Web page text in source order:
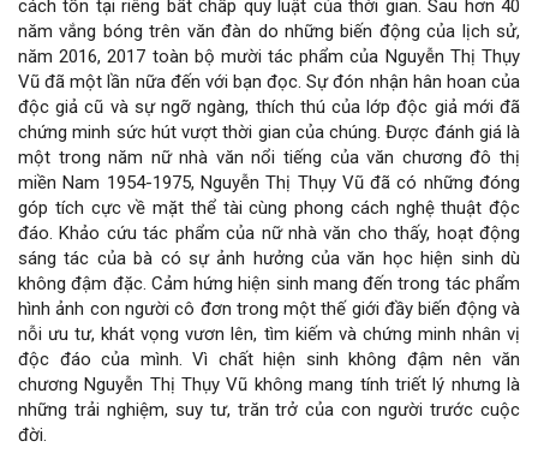
chính
của
bài
viết
cách tồn tại riêng bất chấp quy luật của thời gian. Sau hơn 40
năm vắng bóng trên văn đàn do những biến động của lịch sử,
năm 2016, 2017 toàn bộ mười tác phẩm của Nguyễn Thị Thụy
Vũ đã một lần nữa đến với bạn đọc. Sự đón nhận hân hoan của
độc giả cũ và sự ngỡ ngàng, thích thú của lớp độc giả mới đã
chứng minh sức hút vượt thời gian của chúng. Được đánh giá là
một trong năm nữ nhà văn nổi tiếng của văn chương đô thị
miền Nam 1954-1975, Nguyễn Thị Thụy Vũ đã có những đóng
góp tích cực về mặt thể tài cùng phong cách nghệ thuật độc
đáo. Khảo cứu tác phẩm của nữ nhà văn cho thấy, hoạt động
sáng tác của bà có sự ảnh hưởng của văn học hiện sinh dù
không đậm đặc. Cảm hứng hiện sinh mang đến trong tác phẩm
hình ảnh con người cô đơn trong một thế giới đầy biến động và
nỗi ưu tư, khát vọng vươn lên, tìm kiếm và chứng minh nhân vị
độc đáo của mình. Vì chất hiện sinh không đậm nên văn
chương Nguyễn Thị Thụy Vũ không mang tính triết lý nhưng là
những trải nghiệm, suy tư, trăn trở của con người trước cuộc
đời.